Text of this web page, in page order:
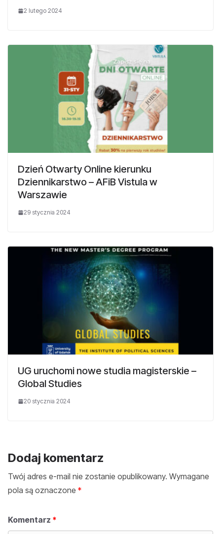
2 lutego 2024
Dzień Otwarty Online kierunku
Dziennikarstwo – AFiB Vistula w
Warszawie
29 stycznia 2024
UG uruchomi nowe studia magisterskie –
Global Studies
20 stycznia 2024
Dodaj komentarz
Twój adres e-mail nie zostanie opublikowany. Wymagane
pola są oznaczone *
Komentarz *